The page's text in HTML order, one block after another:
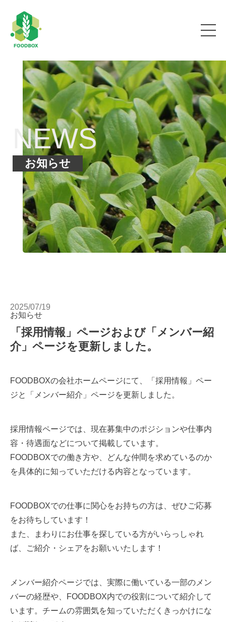
NEWS
お知らせ
2025/07/19
お知らせ
「採用情報」ページおよび「メンバー紹
介」ページを更新しました。
FOODBOXの会社ホームページにて、「採用情報」ペー
ジと「メンバー紹介」ページを更新しました。
採用情報ページでは、現在募集中のポジションや仕事内
容・待遇面などについて掲載しています。
FOODBOXでの働き方や、どんな仲間を求めているのか
を具体的に知っていただける内容となっています。
FOODBOXでの仕事に関心をお持ちの方は、ぜひご応募
をお待ちしています！
また、まわりにお仕事を探している方がいらっしゃれ
ば、ご紹介・シェアをお願いいたします！
メンバー紹介ページでは、実際に働いている一部のメン
バーの経歴や、FOODBOX内での役割について紹介して
います。チームの雰囲気を知っていただくきっかけにな